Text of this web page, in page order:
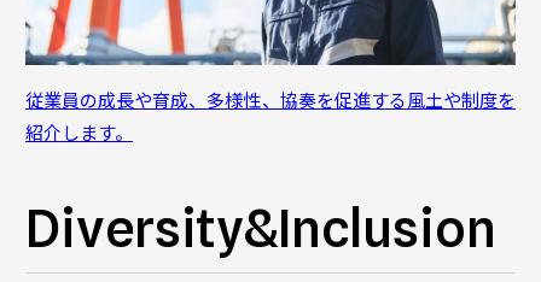
従業員の成長や育成、多様性、協奏を促進する風土や制度を
紹介します。
Diversity&Inclusion